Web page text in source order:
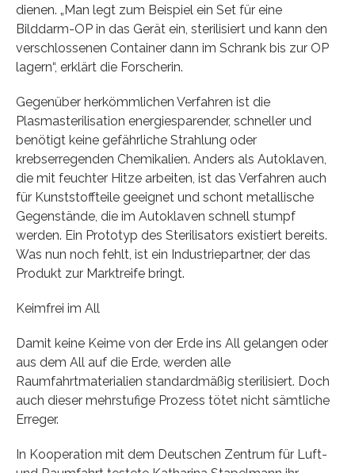
dienen. „Man legt zum Beispiel ein Set für eine
Bilddarm-OP in das Gerät ein, sterilisiert und kann den
verschlossenen Container dann im Schrank bis zur OP
lagern“, erklärt die Forscherin.
Gegenüber herkömmlichen Verfahren ist die
Plasmasterilisation energiesparender, schneller und
benötigt keine gefährliche Strahlung oder
krebserregenden Chemikalien. Anders als Autoklaven,
die mit feuchter Hitze arbeiten, ist das Verfahren auch
für Kunststoffteile geeignet und schont metallische
Gegenstände, die im Autoklaven schnell stumpf
werden. Ein Prototyp des Sterilisators existiert bereits.
Was nun noch fehlt, ist ein Industriepartner, der das
Produkt zur Marktreife bringt.
Keimfrei im All
Damit keine Keime von der Erde ins All gelangen oder
aus dem All auf die Erde, werden alle
Raumfahrtmaterialien standardmäßig sterilisiert. Doch
auch dieser mehrstufige Prozess tötet nicht sämtliche
Erreger.
In Kooperation mit dem Deutschen Zentrum für Luft-